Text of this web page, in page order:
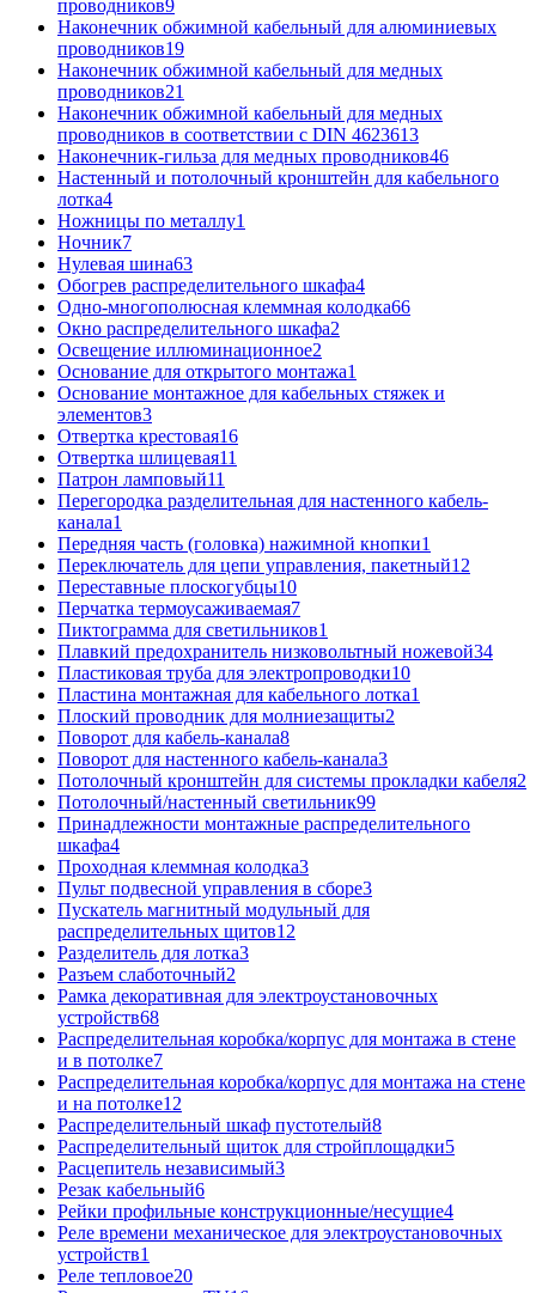
проводников9
Наконечник обжимной кабельный для алюминиевых
проводников19
Наконечник обжимной кабельный для медных
проводников21
Наконечник обжимной кабельный для медных
проводников в соответствии с DIN 4623613
Наконечник-гильза для медных проводников46
Настенный и потолочный кронштейн для кабельного
лотка4
Ножницы по металлу1
Ночник7
Нулевая шина63
Обогрев распределительного шкафа4
Одно-многополюсная клеммная колодка66
Окно распределительного шкафа2
Освещение иллюминационное2
Основание для открытого монтажа1
Основание монтажное для кабельных стяжек и
элементов3
Отвертка крестовая16
Отвертка шлицевая11
Патрон ламповый11
Перегородка разделительная для настенного кабель-
канала1
Передняя часть (головка) нажимной кнопки1
Переключатель для цепи управления, пакетный12
Переставные плоскогубцы10
Перчатка термоусаживаемая7
Пиктограмма для светильников1
Плавкий предохранитель низковольтный ножевой34
Пластиковая труба для электропроводки10
Пластина монтажная для кабельного лотка1
Плоский проводник для молниезащиты2
Поворот для кабель-канала8
Поворот для настенного кабель-канала3
Потолочный кронштейн для системы прокладки кабеля2
Потолочный/настенный светильник99
Принадлежности монтажные распределительного
шкафа4
Проходная клеммная колодка3
Пульт подвесной управления в сборе3
Пускатель магнитный модульный для
распределительных щитов12
Разделитель для лотка3
Разъем слаботочный2
Рамка декоративная для электроустановочных
устройств68
Распределительная коробка/корпус для монтажа в стене
и в потолке7
Распределительная коробка/корпус для монтажа на стене
и на потолке12
Распределительный шкаф пустотелый8
Распределительный щиток для стройплощадки5
Расцепитель независимый3
Резак кабельный6
Рейки профильные конструкционные/несущие4
Реле времени механическое для электроустановочных
устройств1
Реле тепловое20